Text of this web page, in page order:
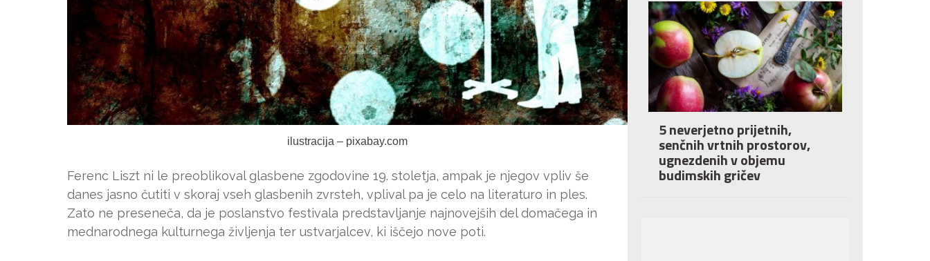
ilustracija – pixabay.com
Ferenc Liszt ni le preoblikoval glasbene zgodovine 19. stoletja, ampak je njegov vpliv še
danes jasno čutiti v skoraj vseh glasbenih zvrsteh, vplival pa je celo na literaturo in ples.
Zato ne preseneča, da je poslanstvo festivala predstavljanje najnovejših del domačega in
mednarodnega kulturnega življenja ter ustvarjalcev, ki iščejo nove poti.
5 neverjetno prijetnih,
senčnih vrtnih prostorov,
ugnezdenih v objemu
budimskih gričev